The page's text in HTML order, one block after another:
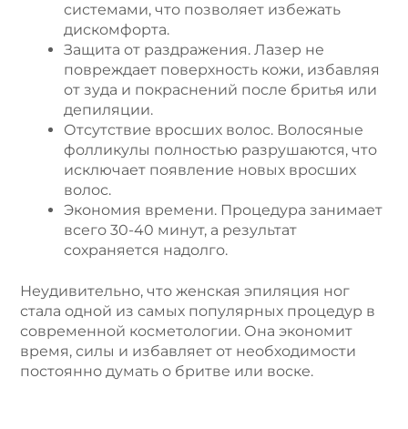
системами, что позволяет избежать
дискомфорта.
Защита от раздражения. Лазер не
повреждает поверхность кожи, избавляя
от зуда и покраснений после бритья или
депиляции.
Отсутствие вросших волос. Волосяные
фолликулы полностью разрушаются, что
исключает появление новых вросших
волос.
Экономия времени. Процедура занимает
всего 30-40 минут, а результат
сохраняется надолго.
Неудивительно, что женская эпиляция ног
стала одной из самых популярных процедур в
современной косметологии. Она экономит
время, силы и избавляет от необходимости
постоянно думать о бритве или воске.